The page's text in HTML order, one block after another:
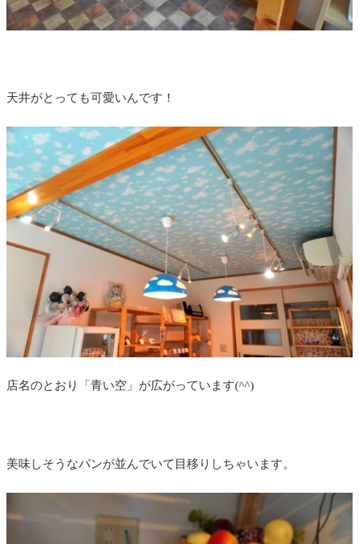
天井がとっても可愛いんです！
店名のとおり「青い空」が広がっています(^^)
美味しそうなパンが並んでいて目移りしちゃいます。